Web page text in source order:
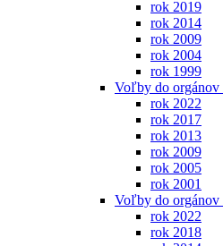
rok 2019
rok 2014
rok 2009
rok 2004
rok 1999
Voľby do orgánov
rok 2022
rok 2017
rok 2013
rok 2009
rok 2005
rok 2001
Voľby do orgánov
rok 2022
rok 2018